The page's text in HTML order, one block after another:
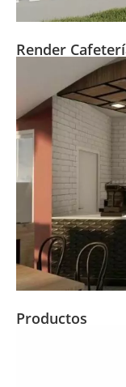
Render
Productos